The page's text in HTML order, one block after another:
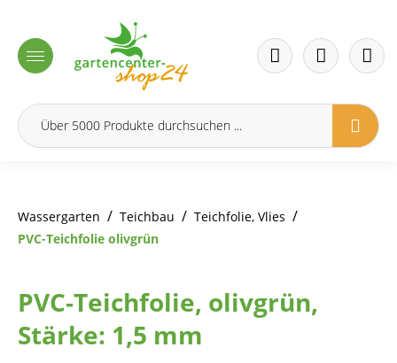
Wassergarten / Teichbau / Teichfolie, Vlies /
PVC-Teichfolie olivgrün
PVC-Teichfolie, olivgrün,
Stärke: 1,5 mm